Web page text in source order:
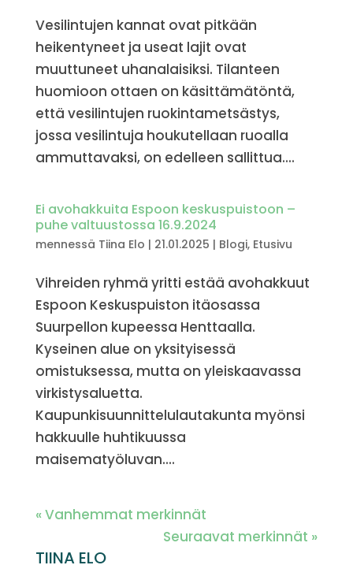
Vesilintujen kannat ovat pitkään
heikentyneet ja useat lajit ovat
muuttuneet uhanalaisiksi. Tilanteen
huomioon ottaen on käsittämätöntä,
että vesilintujen ruokintametsästys,
jossa vesilintuja houkutellaan ruoalla
ammuttavaksi, on edelleen sallittua....
Ei avohakkuita Espoon keskuspuistoon –
puhe valtuustossa 16.9.2024
mennessä Tiina Elo | 21.01.2025 | Blogi, Etusivu
Vihreiden ryhmä yritti estää avohakkuut
Espoon Keskuspuiston itäosassa
Suurpellon kupeessa Henttaalla.
Kyseinen alue on yksityisessä
omistuksessa, mutta on yleiskaavassa
virkistysaluetta.
Kaupunkisuunnittelulautakunta myönsi
hakkuulle huhtikuussa
maisematyöluvan....
« Vanhemmat merkinnät
Seuraavat merkinnät »
TIINA ELO